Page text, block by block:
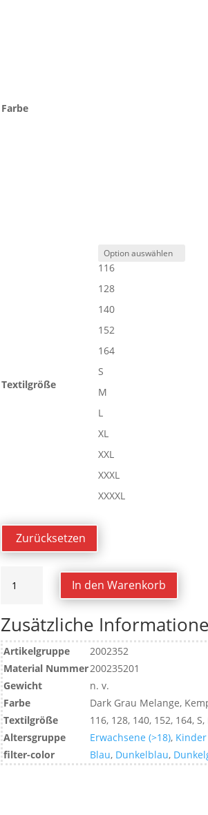
Farbe
Textilgröße
116
128
140
152
164
S
M
L
XL
XXL
XXXL
XXXXL
Zurücksetzen
ZIP
Menge
In den Warenkorb
Zusätzliche
Artikelgruppe
2002352
Material Nummer200235201
Gewicht
n. v.
Farbe
Dark Grau Melange,
Textilgröße
116, 128, 140, 152, 164, S,
Altersgruppe
Erwachsene (>18), Kinder
filter-color
Blau, Dunkelblau,